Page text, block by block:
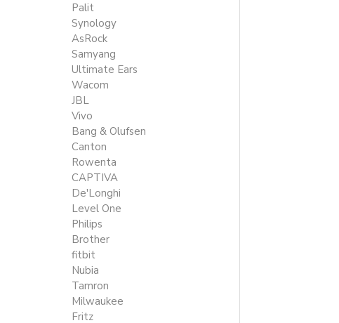
Palit
Synology
AsRock
Samyang
Ultimate Ears
Wacom
JBL
Vivo
Bang & Olufsen
Canton
Rowenta
CAPTIVA
De'Longhi
Level One
Philips
Brother
fitbit
Nubia
Tamron
Milwaukee
Fritz